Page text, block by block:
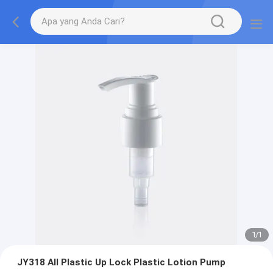
1/1
JY318 All Plastic Up Lock Plastic Lotion Pump